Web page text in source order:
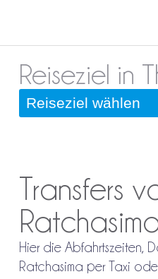
Reiseziel in
Transfers
Hier die Abfahrtszeiten,
Ratchasima per Taxi